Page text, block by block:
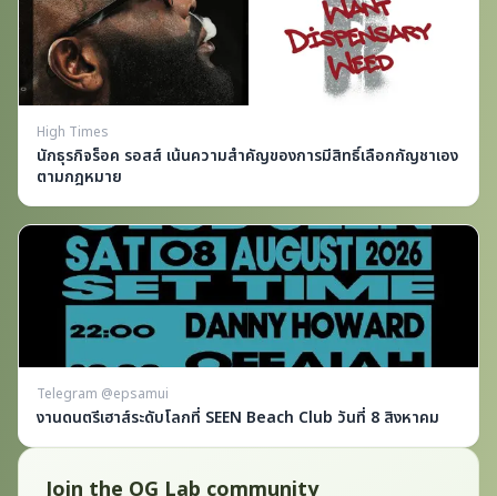
High Times
นักธุรกิจร็อค รอสส์ เน้นความสำคัญของการมีสิทธิ์เลือกกัญชาเอง
ตามกฎหมาย
Telegram @epsamui
งานดนตรีเฮาส์ระดับโลกที่ SEEN Beach Club วันที่ 8 สิงหาคม
Join the OG Lab community